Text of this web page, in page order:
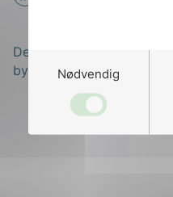
Nødvendig
Designed and developed
by
Stem Agency